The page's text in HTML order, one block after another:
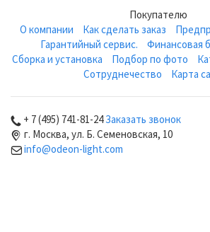
Покупателю
О компании
Как сделать заказ
Гарантийный сервис.
Финансовая
Сборка и установка
Подбор по фото
Сотруднечество
Карта
+ 7 (495) 741-81-24Заказать звонок
г. Москва, ул. Б. Семеновская, 10
info@odeon-light.com